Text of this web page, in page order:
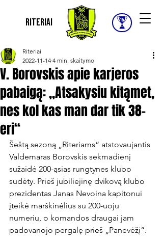
Riteriai
V. Borovskis apie karjeros
pabaigą: „Atsakysiu kitąmet,
nes kol kas man dar tik 38-
eri“
Riteriai
2022-11-14 4 min. skaitymo
Šeštą sezoną „Riteriams“ atstovaujantis
Valdemaras Borovskis sekmadienį
sužaidė 200-ąsias rungtynes klubo
sudėty. Prieš jubiliejinę dvikovą klubo
prezidentas Janas Nevoina kapitonui
įteikė marškinėlius su 200-uoju
numeriu, o komandos draugai jam
padovanojo pergalę prieš „Panevėžį“.